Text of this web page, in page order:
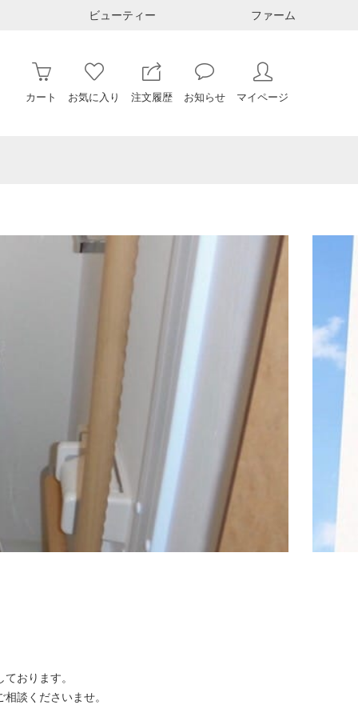
ビューティー ファーム
カート お気に入り 注文履歴 お知らせ マイページ
おります。
談くださいませ。